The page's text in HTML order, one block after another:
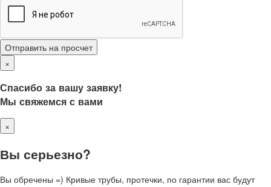
Отправить на просчет
×
Спасибо за вашу заявку!
Мы свяжемся с вами
×
Вы серьезно?
Вы обречены =) Кривые трубы, протечки, по гарантии вас будут